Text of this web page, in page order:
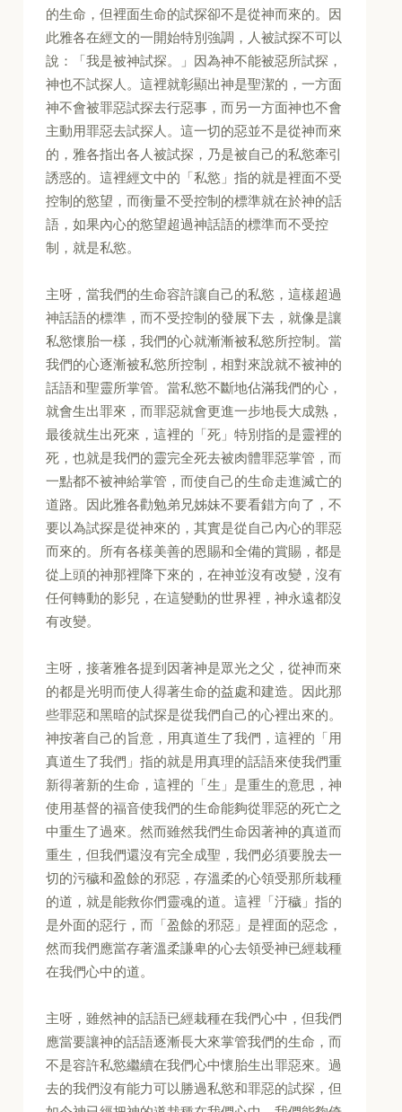
的生命，但裡面生命的試探卻不是從神而來的。因
此雅各在經文的一開始特別強調，人被試探不可以
說：「我是被神試探。」因為神不能被惡所試探，
神也不試探人。這裡就彰顯出神是聖潔的，一方面
神不會被罪惡試探去行惡事，而另一方面神也不會
主動用罪惡去試探人。這一切的惡並不是從神而來
的，雅各指出各人被試探，乃是被自己的私慾牽引
誘惑的。這裡經文中的「私慾」指的就是裡面不受
控制的慾望，而衡量不受控制的標準就在於神的話
語，如果內心的慾望超過神話語的標準而不受控
制，就是私慾。
主呀，當我們的生命容許讓自己的私慾，這樣超過
神話語的標準，而不受控制的發展下去，就像是讓
私慾懷胎一樣，我們的心就漸漸被私慾所控制。當
我們的心逐漸被私慾所控制，相對來說就不被神的
話語和聖靈所掌管。當私慾不斷地佔滿我們的心，
就會生出罪來，而罪惡就會更進一步地長大成熟，
最後就生出死來，這裡的「死」特別指的是靈裡的
死，也就是我們的靈完全死去被肉體罪惡掌管，而
一點都不被神給掌管，而使自己的生命走進滅亡的
道路。因此雅各勸勉弟兄姊妹不要看錯方向了，不
要以為試探是從神來的，其實是從自己內心的罪惡
而來的。所有各樣美善的恩賜和全備的賞賜，都是
從上頭的神那裡降下來的，在神並沒有改變，沒有
任何轉動的影兒，在這變動的世界裡，神永遠都沒
有改變。
主呀，接著雅各提到因著神是眾光之父，從神而來
的都是光明而使人得著生命的益處和建造。因此那
些罪惡和黑暗的試探是從我們自己的心裡出來的。
神按著自己的旨意，用真道生了我們，這裡的「用
真道生了我們」指的就是用真理的話語來使我們重
新得著新的生命，這裡的「生」是重生的意思，神
使用基督的福音使我們的生命能夠從罪惡的死亡之
中重生了過來。然而雖然我們生命因著神的真道而
重生，但我們還沒有完全成聖，我們必須要脫去一
切的污穢和盈餘的邪惡，存溫柔的心領受那所栽種
的道，就是能救你們靈魂的道。這裡「汙穢」指的
是外面的惡行，而「盈餘的邪惡」是裡面的惡念，
然而我們應當存著溫柔謙卑的心去領受神已經栽種
在我們心中的道。
主呀，雖然神的話語已經栽種在我們心中，但我們
應當要讓神的話語逐漸長大來掌管我們的生命，而
不是容許私慾繼續在我們心中懷胎生出罪惡來。過
去的我們沒有能力可以勝過私慾和罪惡的試探，但